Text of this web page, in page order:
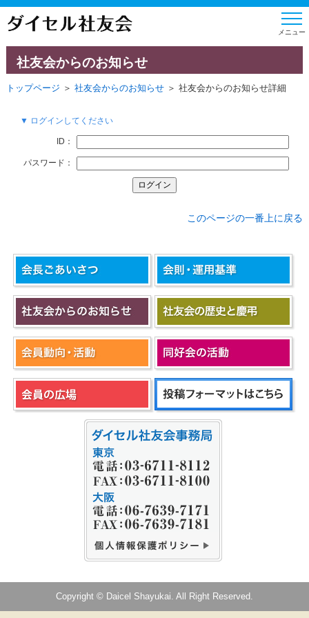
社友会からのお知らせ
トップページ ＞ 社友会からのお知らせ＞ 社友会からのお知らせ詳細
▼ ログインしてください
ID：
パスワード：
このページの一番上に戻る
Copyright © Daicel Shayukai. All Right Reserved.